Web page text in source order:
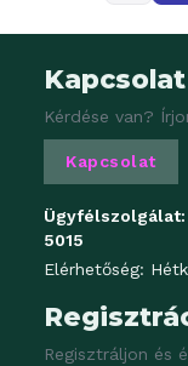
Kapcsolat
Kérdése van?
Kapcsolat
Ügyfélszolgálat:
5015
Elérhetőség:
Regisztráljon és